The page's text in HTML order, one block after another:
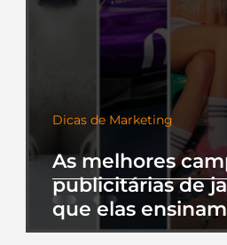
As melhores
publicitárias de
que elas
Dicas de Marketing